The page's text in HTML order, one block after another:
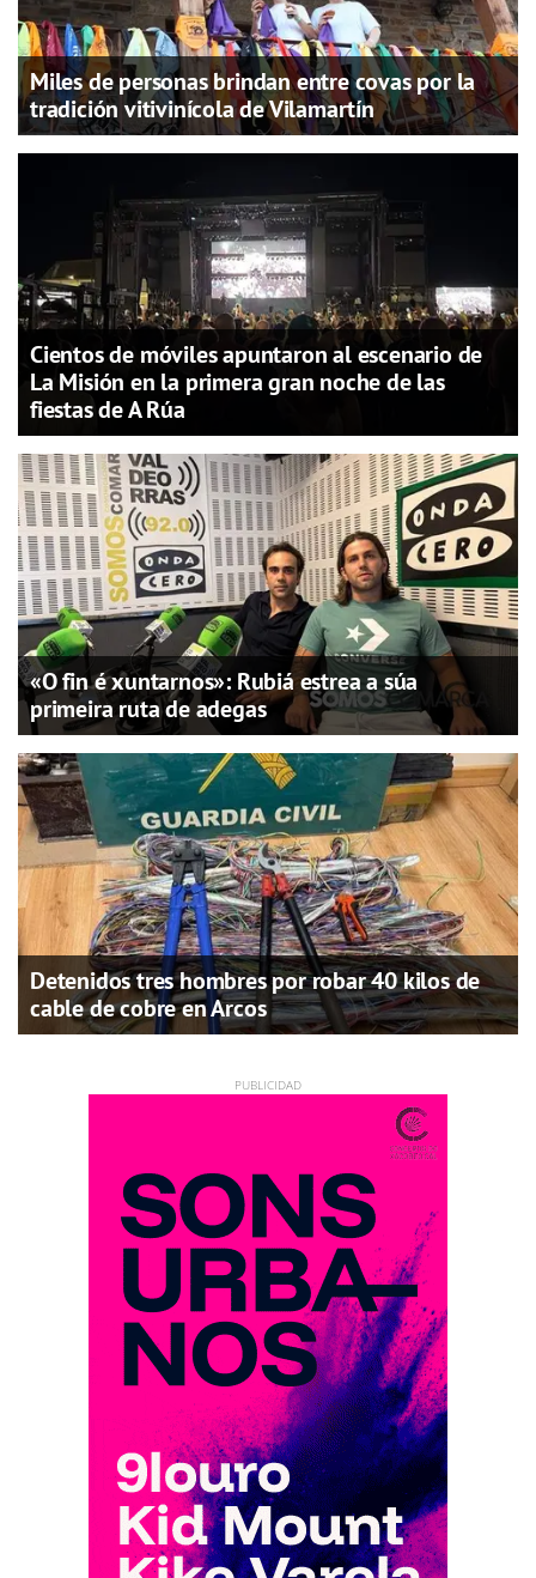
Miles de personas brindan entre covas por la
tradición vitivinícola de Vilamartín
Cientos de móviles apuntaron al escenario de
La Misión en la primera gran noche de las
fiestas de A Rúa
«O fin é xuntarnos»: Rubiá estrea a súa
primeira ruta de adegas
Detenidos tres hombres por robar 40 kilos de
cable de cobre en Arcos